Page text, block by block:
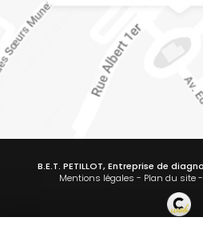
B.E.T. PETILLOT, Entreprise de
Plan du site